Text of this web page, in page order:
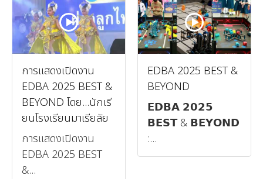
การแสดงเปิดงาน
EDBA 2025 BEST &
BEYOND โดย...นักเรี
ยนโรงเรียนมาเรียลัย
การแสดงเปิดงาน
EDBA 2025 BEST
&...
EDBA 2025 BEST &
BEYOND
𝗘𝗗𝗕𝗔 𝟮𝟬𝟮𝟱
𝗕𝗘𝗦𝗧 & 𝗕𝗘𝗬𝗢𝗡𝗗
:...